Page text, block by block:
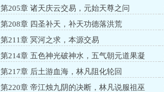
第205章 诸天庆云交易，元始天尊之问
第208章 四圣补天，补天功德落洪荒
第211章 冥河之求，本源交易
第214章 五色神光破神水，五气朝元道果凝
第217章 后土游血海，林凡阻化轮回
第220章 帝江烛九阴的决断，林凡说服祖巫